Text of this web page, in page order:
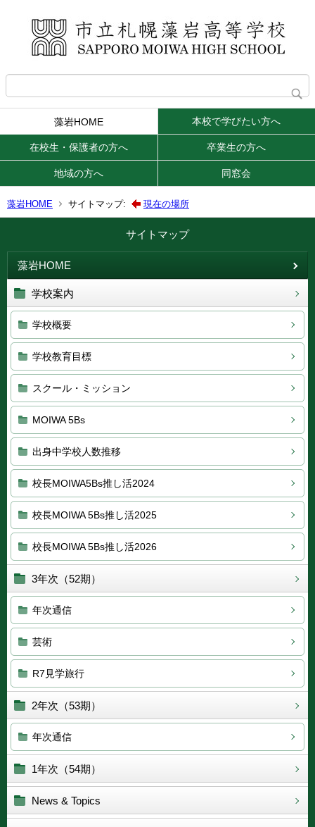
藻岩HOME 本校で学びたい方へ
在校生・保護者の方へ 卒業生の方へ
地域の方へ 同窓会
藻岩HOME サイトマップ: 現在の場所
サイトマップ
藻岩HOME
学校案内
学校概要
学校教育目標
スクール・ミッション
MOIWA 5Bs
出身中学校人数推移
校長MOIWA5Bs推し活2024
校長MOIWA 5Bs推し活2025
校長MOIWA 5Bs推し活2026
3年次（52期）
年次通信
芸術
R7見学旅行
2年次（53期）
年次通信
1年次（54期）
News & Topics